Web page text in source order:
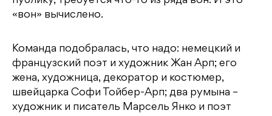
«вон» вычислено.
Команда подобралась, что надо: немецкий и
французский поэт и художник Жан Арп; его
жена, художница, декоратор и костюмер,
швейцарка Софи Тойбер-Арп; два румына –
художник и писатель Марсель Янко и поэт